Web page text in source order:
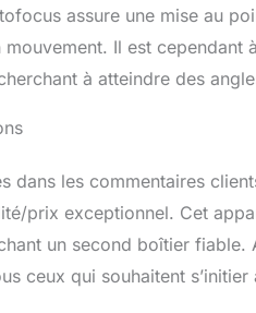
assure une mise au
Il est cependant
à atteindre des
dans les commentaires
prix exceptionnel. Cet
un second boîtier fiable.
ceux qui souhaitent